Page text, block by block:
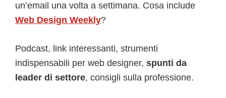
un’email una volta a settimana. Cosa include
Web Design Weekly?
Podcast, link interessanti, strumenti
indispensabili per web designer, spunti da
leader di settore, consigli sulla professione.